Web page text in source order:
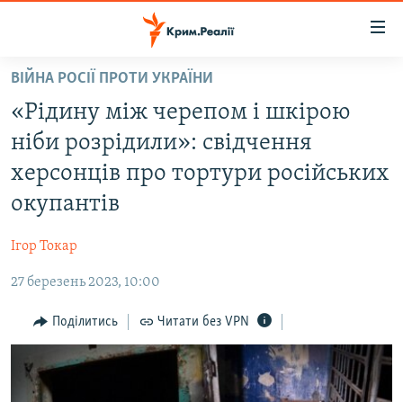
Перейти
основного
матеріалу
до
основної
Перейти
до
ВОДА.КРИМ
ВІДЕО ТА ФОТО
ПОГЛЯД
ІНТЕРВ'Ю
ВСЕ ЗА ДЕНЬ
СПЕЦПРОЕКТИ
ДЕПОРТАЦІЯ
ЯК ОБІЙТИ БЛОКУВАННЯ
ВІЙНА РОСІЇ ПРОТИ УКРАЇНИ
«Рідину між черепом і шкірою
ніби розрідили»: свідчення
херсонців про тортури російських
окупантів
Ігор Токар
27 березень 2023, 10:00
Поділитись Читати без VPN